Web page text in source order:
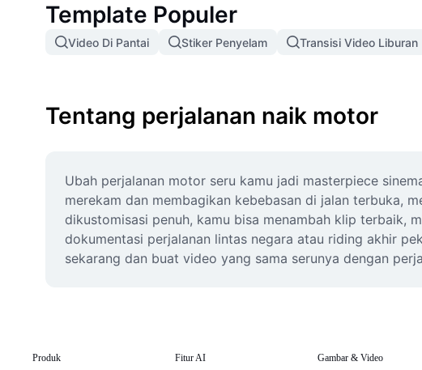
Template Populer
Video Di Pantai Stiker Penyelam Transisi Video Liburan
Tentang perjalanan naik motor
Ubah perjalanan motor seru kamu jadi masterpiece
merekam dan membagikan kebebasan di jalan terbuka,
dikustomisasi penuh, kamu bisa menambah klip terbaik,
dokumentasi perjalanan lintas negara atau riding akhir
sekarang dan buat video yang sama serunya dengan
Produk Fitur AI Gambar & Video